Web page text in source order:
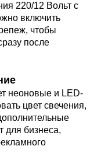
220/12 Вольт с
включить
чтобы
после
неоновые и LED-
цвет свечения,
для бизнеса,